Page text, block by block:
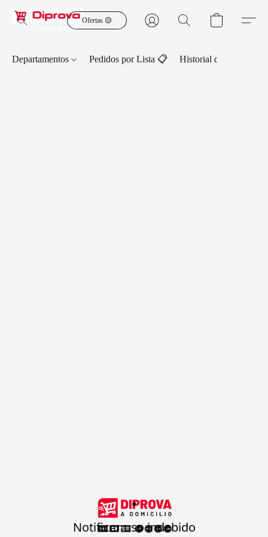
Ofertas 🟡
Departamentos Pedidos por Lista 📋 Historial de Pedidos
.
Notificar uso indebido